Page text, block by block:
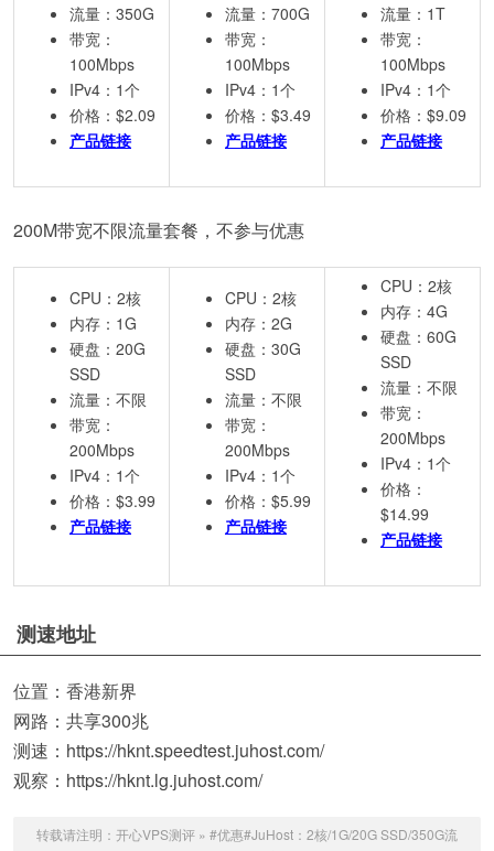
流量：350G
带宽：
100Mbps
IPv4：1个
价格：$2.09
产品链接
流量：700G
带宽：
100Mbps
IPv4：1个
价格：$3.49
产品链接
流量：1T
带宽：
100Mbps
IPv4：1个
价格：$9.09
产品链接
200M带宽不限流量套餐，不参与优惠
CPU：2核
内存：1G
硬盘：20G
SSD
流量：不限
带宽：
200Mbps
IPv4：1个
价格：$3.99
产品链接
CPU：2核
内存：2G
硬盘：30G
SSD
流量：不限
带宽：
200Mbps
IPv4：1个
价格：$5.99
产品链接
CPU：2核
内存：4G
硬盘：60G
SSD
流量：不限
带宽：
200Mbps
IPv4：1个
价格：
$14.99
产品链接
测速地址
位置：香港新界
网路：共享300兆
测速：https://hknt.speedtest.juhost.com/
观察：https://hknt.lg.juhost.com/
转载请注明： 开心VPS测评 » #优惠#JuHost：2核/1G/20G SSD/350G流